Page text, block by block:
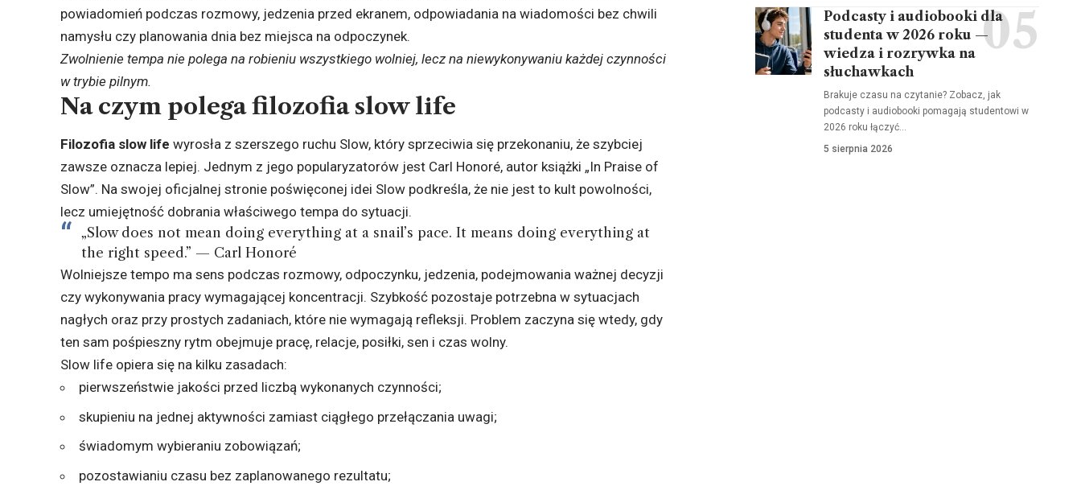
powiadomień podczas rozmowy, jedzenia przed ekranem, odpowiadania na wiadomości bez chwili
namysłu czy planowania dnia bez miejsca na odpoczynek.
Zwolnienie tempa nie polega na robieniu wszystkiego wolniej, lecz na niewykonywaniu każdej czynności
w trybie pilnym.
Na czym polega filozofia slow life
Filozofia slow life wyrosła z szerszego ruchu Slow, który sprzeciwia się przekonaniu, że szybciej
zawsze oznacza lepiej. Jednym z jego popularyzatorów jest Carl Honoré, autor książki „In Praise of
Slow”. Na swojej oficjalnej stronie poświęconej idei Slow podkreśla, że nie jest to kult powolności,
lecz umiejętność dobrania właściwego tempa do sytuacji.
„Slow does not mean doing everything at a snail’s pace. It means doing everything at
the right speed.” — Carl Honoré
Wolniejsze tempo ma sens podczas rozmowy, odpoczynku, jedzenia, podejmowania ważnej decyzji
czy wykonywania pracy wymagającej koncentracji. Szybkość pozostaje potrzebna w sytuacjach
nagłych oraz przy prostych zadaniach, które nie wymagają refleksji. Problem zaczyna się wtedy, gdy
ten sam pośpieszny rytm obejmuje pracę, relacje, posiłki, sen i czas wolny.
Slow life opiera się na kilku zasadach:
pierwszeństwie jakości przed liczbą wykonanych czynności;
skupieniu na jednej aktywności zamiast ciągłego przełączania uwagi;
świadomym wybieraniu zobowiązań;
pozostawianiu czasu bez zaplanowanego rezultatu;
Podcasty i audiobooki dla
studenta w 2026 roku —
wiedza i rozrywka na
słuchawkach
Brakuje czasu na czytanie? Zobacz, jak
podcasty i audiobooki pomagają studentowi w
2026 roku łączyć…
5 sierpnia 2026